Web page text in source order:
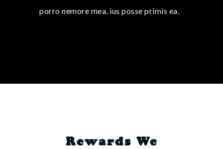
porro nemore mea, ius posse primis ea.
Rewards We